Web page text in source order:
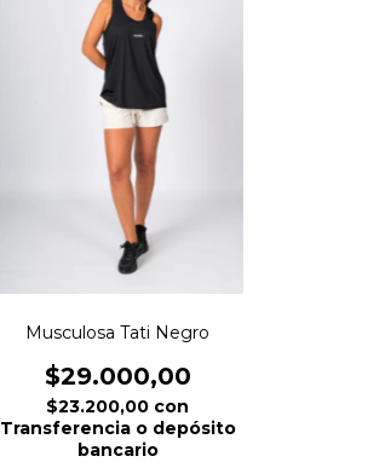
Musculosa Tati Negro
$29.000,00
$23.200,00 con
Transferencia o depósito
bancario